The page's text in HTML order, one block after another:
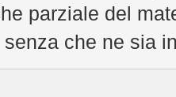
parziale del
che ne sia